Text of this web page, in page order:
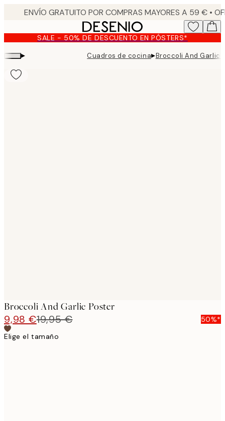
content.SALE - 50% DE DESCUENTO EN PÓSTERS*
▸ Cuadros de cocina▸Broccoli And Garlic
Broccoli And Garlic Poster
9,98 €19,95 €
50%*
Elige el tamaño